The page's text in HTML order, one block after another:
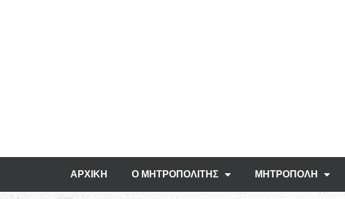
ΑΡΧΙΚΗ Ο ΜΗΤΡΟΠΟΛΙΤΗΣ ΜΗΤΡΟΠΟΛΗ